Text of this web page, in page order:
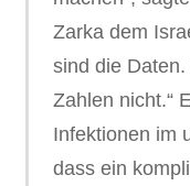
Zarka dem
sind die
Zahlen nicht.“
Infektionen im
dass ein